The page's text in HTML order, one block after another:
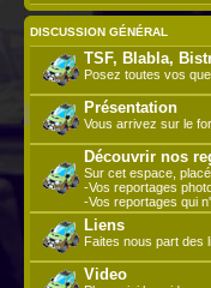
DISCUSSION GÉNÉRAL
TSF, Blabla,
Posez toutes vos
Présentation
Vous arrivez sur le
Découvrir nos
Sur cet espace,
-Vos reportages
-Vos reportages qui
Liens
Faites nous part des
Video